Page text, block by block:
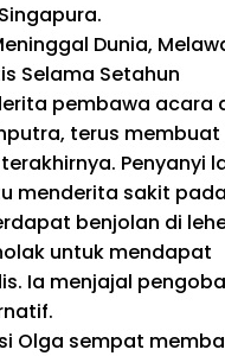
Dunia,
Selama Setahun
pembawa acara
terus membuat
Penyanyi
menderita sakit
benjolan di
untuk mendapat
Ia menjajal
Olga sempat